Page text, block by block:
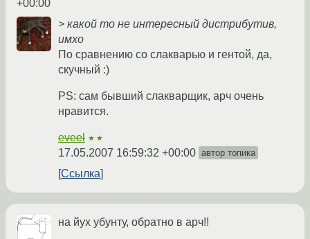
+00:00
> какой то не интересный дистрибутив,
имхо
По сравнению со слакварью и гентой, да,
скучный :)
PS: сам бывший слакварщик, арч очень
нравится.
eveel ★★
17.05.2007 16:59:32 +00:00 автор топика
Ссылка
на йух убунту, обратно в арч!!